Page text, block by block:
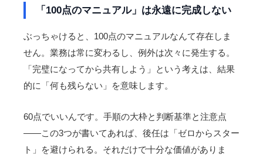
「100点のマニュアル」は永遠に完成しない
ぶっちゃけると、100点のマニュアルなんて存在しま
せん。業務は常に変わるし、例外は次々に発生する。
「完璧になってから共有しよう」という考えは、結果
的に「何も残らない」を意味します。
60点でいいんです。手順の大枠と判断基準と注意点
——この3つが書いてあれば、後任は「ゼロからスター
ト」を避けられる。それだけで十分な価値がありま